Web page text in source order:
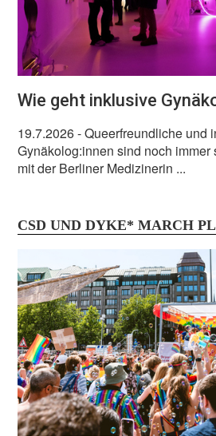
Wie geht inklusive
19.7.2026- Queerfreundliche und
Gynäkolog:innen sind noch immer
mit der Berliner Medizinerin ...
CSD UND DYKE* MARCH